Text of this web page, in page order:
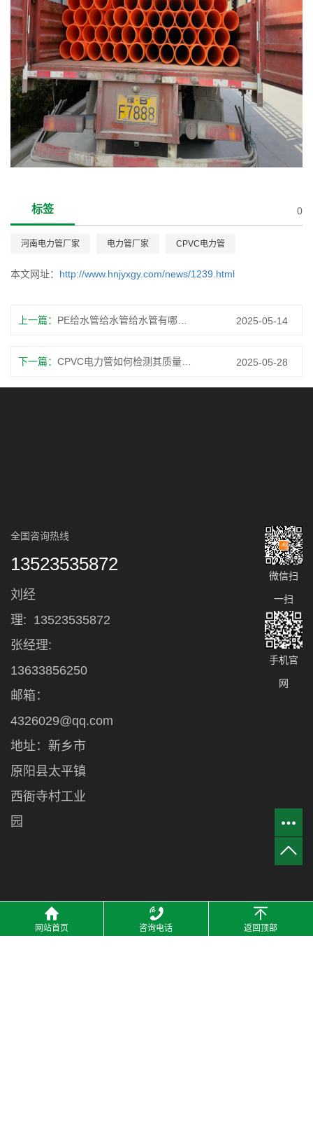
标签 0
河南电力管厂家 电力管厂家 CPVC电力管
本文网址： http://www.hnjyxgy.com/news/1239.html
上一篇： 2025-05-14
下一篇： 2025-05-28
全国咨询热线
13523535872
刘经
理: 13523535872
张经理:
13633856250
邮箱：
4326029@qq.com
地址：新乡市
原阳县太平镇
西衙寺村工业
园
微信扫
一扫
手机官
网
网站首页 咨询电话 返回顶部